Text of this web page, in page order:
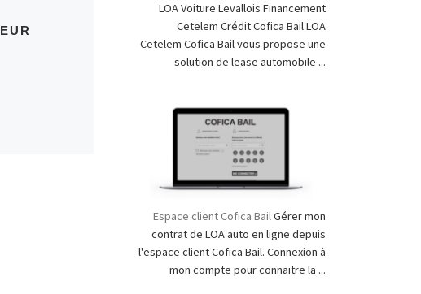
LOA Voiture Levallois Financement
Cetelem Crédit Cofica Bail LOA
Cetelem Cofica Bail vous propose une
solution de lease automobile ...
Espace client Cofica BailGérer mon
contrat de LOA auto en ligne depuis
l'espace client Cofica Bail. Connexion à
mon compte pour connaitre la ...